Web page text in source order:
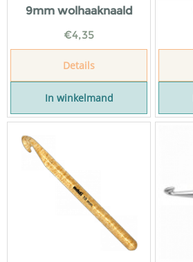
9mm wolhaaknaald
€4,35
Details
In winkelmand